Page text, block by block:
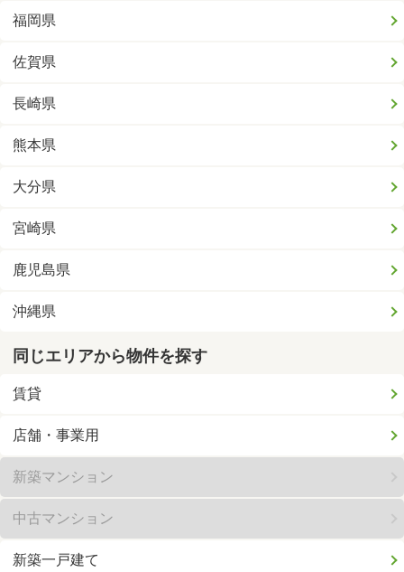
福岡県
佐賀県
長崎県
熊本県
大分県
宮崎県
鹿児島県
沖縄県
同じエリアから物件を探す
賃貸
店舗・事業用
新築マンション
中古マンション
新築一戸建て